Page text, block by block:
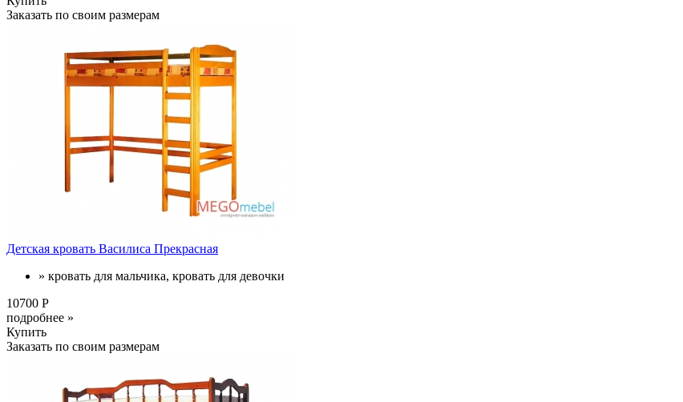
Заказать по своим размерам
Детская кровать Василиса Прекрасная
» кровать для мальчика, кровать для девочки
10700 Р
подробнее »
Купить
Заказать по своим размерам